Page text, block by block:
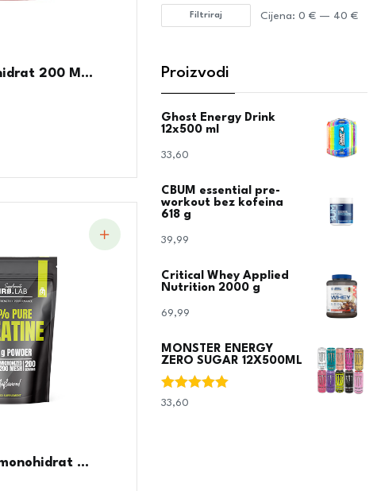
200 M...
...
Filtriraj Cijena: 0 € — 40 €
Proizvodi
Ghost Energy Drink
12x500 ml
33,60
CBUM essential pre-
workout bez kofeina
618 g
39,99
Critical Whey Applied
Nutrition 2000 g
69,99
MONSTER ENERGY
ZERO SUGAR 12X500ML
Ocjenjeno
33,60